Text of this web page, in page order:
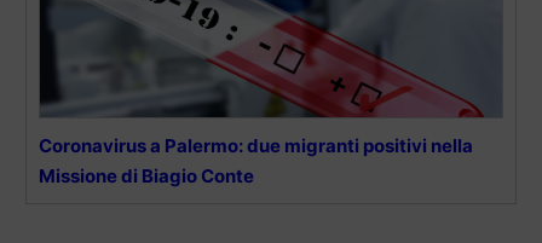
Coronavirus a Palermo: due migranti positivi nella
Missione di Biagio Conte